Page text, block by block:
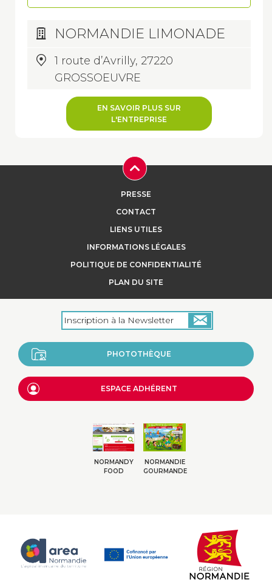
NORMANDIE LIMONADE
1 route d’Avrilly, 27220
GROSSOEUVRE
EN SAVOIR PLUS SUR
L'ENTREPRISE
PRESSE
CONTACT
LIENS UTILES
INFORMATIONS LÉGALES
POLITIQUE DE CONFIDENTIALITÉ
PLAN DU SITE
PHOTOTHÈQUE
ESPACE ADHÉRENT
NORMANDY
FOOD
NORMANDIE
GOURMANDE